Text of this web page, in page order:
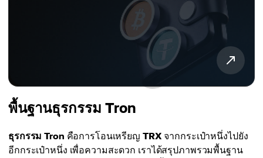
พื้นฐานธุรกรรม Tron
ธุรกรรม Tron คือการโอนเหรียญ TRX จากกระเป๋าหนึ่งไปยัง
อีกกระเป๋าหนึ่ง เพื่อความสะดวก เราได้สรุปภาพรวมพื้นฐาน